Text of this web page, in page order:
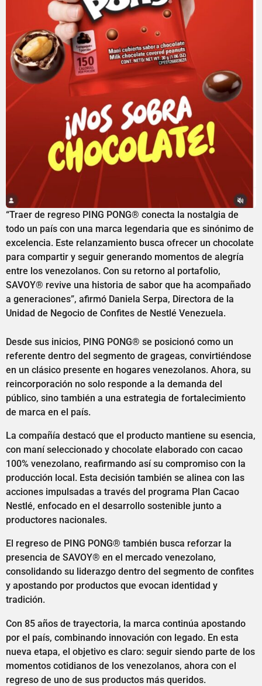
“Traer de regreso PING PONG® conecta la nostalgia de
todo un país con una marca legendaria que es sinónimo de
excelencia. Este relanzamiento busca ofrecer un chocolate
para compartir y seguir generando momentos de alegría
entre los venezolanos. Con su retorno al portafolio,
SAVOY® revive una historia de sabor que ha acompañado
a generaciones”, afirmó Daniela Serpa, Directora de la
Unidad de Negocio de Confites de Nestlé Venezuela.
Desde sus inicios, PING PONG® se posicionó como un
referente dentro del segmento de grageas, convirtiéndose
en un clásico presente en hogares venezolanos. Ahora, su
reincorporación no solo responde a la demanda del
público, sino también a una estrategia de fortalecimiento
de marca en el país.
La compañía destacó que el producto mantiene su esencia,
con maní seleccionado y chocolate elaborado con cacao
100% venezolano, reafirmando así su compromiso con la
producción local. Esta decisión también se alinea con las
acciones impulsadas a través del programa Plan Cacao
Nestlé, enfocado en el desarrollo sostenible junto a
productores nacionales.
El regreso de PING PONG® también busca reforzar la
presencia de SAVOY® en el mercado venezolano,
consolidando su liderazgo dentro del segmento de confites
y apostando por productos que evocan identidad y
tradición.
Con 85 años de trayectoria, la marca continúa apostando
por el país, combinando innovación con legado. En esta
nueva etapa, el objetivo es claro: seguir siendo parte de los
momentos cotidianos de los venezolanos, ahora con el
regreso de uno de sus productos más queridos.